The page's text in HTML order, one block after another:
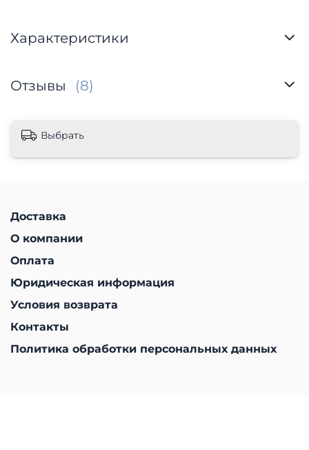
Характеристики
Отзывы (8)
Выбрать
Доставка
О компании
Оплата
Юридическая информация
Условия возврата
Контакты
Политика обработки персональных данных